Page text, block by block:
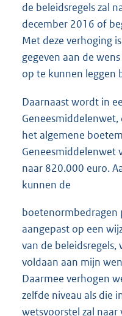
de beleidsregels zal
december 2016 of
Met deze verhoging
gegeven aan de
op te kunnen leggen
Daarnaast wordt in
het algemene
Geneesmiddelenwet
naar 820.000 euro.
kunnen de
boetenormbedragen
aangepast op een
van de
voldaan aan mijn
Daarmee verhogen
zelfde niveau als die
wetsvoorstel zal